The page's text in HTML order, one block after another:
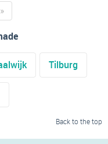
»
Tilburg
Back to the top